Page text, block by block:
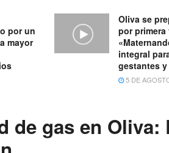
por un
mayor
Oliva se
por primera
integral
gestantes
5 DE
de gas en Oliva: